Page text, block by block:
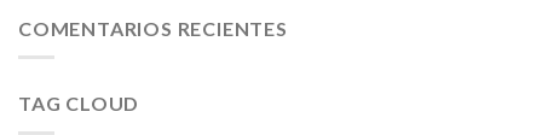
REST
COMENTARIOS RECIENTES
TAG CLOUD